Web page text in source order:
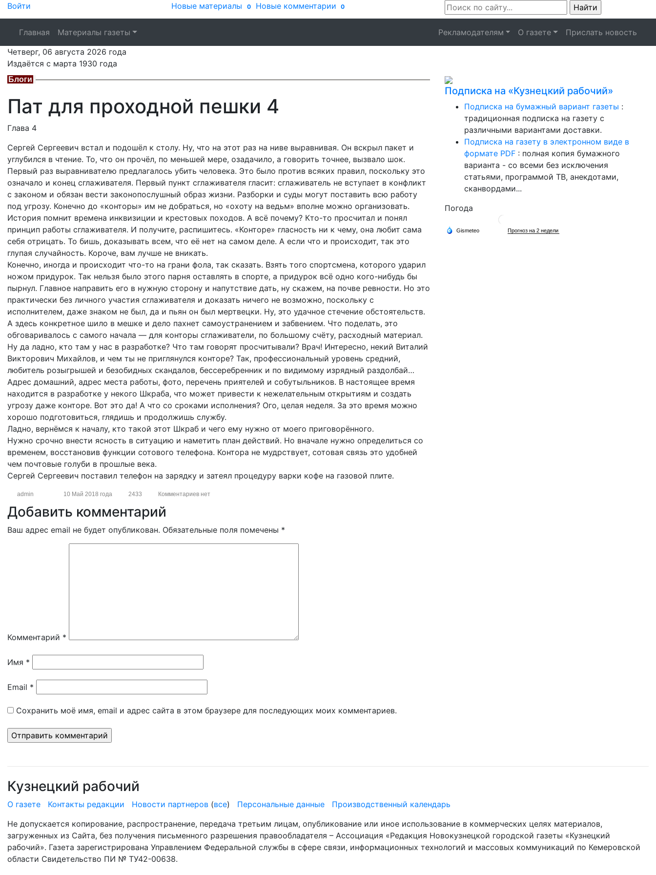
Войти Новые материалы 0 Новые комментарии 0
Главная Материалы газеты Рекламодателям О газете
Прислать новость
Четверг, 06 августа 2026 года
Издаётся с марта 1930 года
Блоги
Пат для проходной пешки 4
Глава 4
Сергей Сергеевич встал и подошёл к столу. Ну, что на этот раз на ниве выравнивая. Он вскрыл пакет и
углубился в чтение. То, что он прочёл, по меньшей мере, озадачило, а говорить точнее, вызвало шок.
Первый раз выравнивателю предлагалось убить человека. Это было против всяких правил, поскольку это
означало и конец сглаживателя. Первый пункт сглаживателя гласит: сглаживатель не вступает в конфликт
с законом и обязан вести законопослушный образ жизни. Разборки и суды могут поставить всю работу
под угрозу. Конечно до «конторы» им не добраться, но «охоту на ведьм» вполне можно организовать.
История помнит времена инквизиции и крестовых походов. А всё почему? Кто-то просчитал и понял
принцип работы сглаживателя. И получите, распишитесь. «Конторе» гласность ни к чему, она любит сама
себя отрицать. То бишь, доказывать всем, что её нет на самом деле. А если что и происходит, так это
глупая случайность. Короче, вам лучше не вникать.
Конечно, иногда и происходит что-то на грани фола, так сказать. Взять того спортсмена, которого ударил
ножом придурок. Так нельзя было этого парня оставлять в спорте, а придурок всё одно кого-нибудь бы
пырнул. Главное направить его в нужную сторону и напутствие дать, ну скажем, на почве ревности. Но это
практически без личного участия сглаживателя и доказать ничего не возможно, поскольку с
исполнителем, даже знаком не был, да и пьян он был мертвецки. Ну, это удачное стечение обстоятельств.
А здесь конкретное шило в мешке и дело пахнет самоустранением и забвением. Что поделать, это
обговаривалось с самого начала — для конторы сглаживатели, по большому счёту, расходный материал.
Ну да ладно, кто там у нас в разработке? Что там говорят просчитывали? Врач! Интересно, некий Виталий
Викторович Михайлов, и чем ты не приглянулся конторе? Так, профессиональный уровень средний,
любитель розыгрышей и безобидных скандалов, бессеребренник и по видимому изрядный раздолбай…
Адрес домашний, адрес места работы, фото, перечень приятелей и собутыльников. В настоящее время
находится в разработке у некого Шкраба, что может привести к нежелательным открытиям и создать
угрозу даже конторе. Вот это да! А что со сроками исполнения? Ого, целая неделя. За это время можно
хорошо подготовиться, глядишь и продолжишь службу.
Ладно, вернёмся к началу, кто такой этот Шкраб и чего ему нужно от моего приговорённого.
Нужно срочно внести ясность в ситуацию и наметить план действий. Но вначале нужно определиться со
временем, восстановив функции сотового телефона. Контора не мудрствует, сотовая связь это удобней
чем почтовые голуби в прошлые века.
Сергей Сергеевич поставил телефон на зарядку и затеял процедуру варки кофе на газовой плите.
admin 10 Май 2018 года 2433 Комментариев нет
Добавить комментарий
Ваш адрес email не будет опубликован. Обязательные поля помечены *
Комментарий *
Имя *
Email *
Сохранить моё имя, email и адрес сайта в этом браузере для последующих моих комментариев.
Подписка на «Кузнецкий рабочий»
Подписка на бумажный вариант газеты :
традиционная подписка на газету с
различными вариантами доставки.
Подписка на газету в электронном виде в
формате PDF : полная копия бумажного
варианта - со всеми без исключения
статьями, программой ТВ, анекдотами,
сканвордами...
Погода
Кузнецкий рабочий
О газете Контакты редакции Новости партнеров (все) Персональные данные
Производственный календарь
Не допускается копирование, распространение, передача третьим лицам, опубликование или иное использование в коммерческих целях материалов,
загруженных из Сайта, без получения письменного разрешения правообладателя – Ассоциация «Редакция Новокузнецкой городской газеты «Кузнецкий
рабочий». Газета зарегистрирована Управлением Федеральной службы в сфере связи, информационных технологий и массовых коммуникаций по Кемеровской
области Свидетельство ПИ № ТУ42-00638.